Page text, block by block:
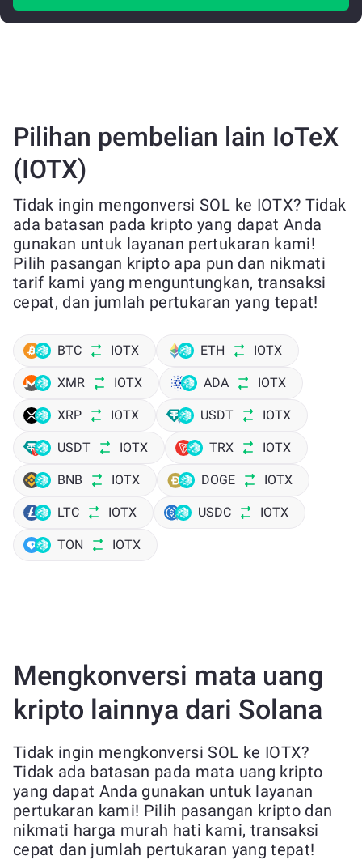
Pilihan pembelian lain IoTeX
(IOTX)
Tidak ingin mengonversi SOL ke IOTX? Tidak
ada batasan pada kripto yang dapat Anda
gunakan untuk layanan pertukaran kami!
Pilih pasangan kripto apa pun dan nikmati
tarif kami yang menguntungkan, transaksi
cepat, dan jumlah pertukaran yang tepat!
BTC IOTX ETH IOTX
XMR IOTX ADA IOTX
XRP IOTX USDT IOTX
USDT IOTX TRX IOTX
BNB IOTX DOGE IOTX
LTC IOTX USDC IOTX
TON IOTX
Mengkonversi mata uang
kripto lainnya dari Solana
Tidak ingin mengkonversi SOL ke IOTX?
Tidak ada batasan pada mata uang kripto
yang dapat Anda gunakan untuk layanan
pertukaran kami! Pilih pasangan kripto dan
nikmati harga murah hati kami, transaksi
cepat dan jumlah pertukaran yang tepat!